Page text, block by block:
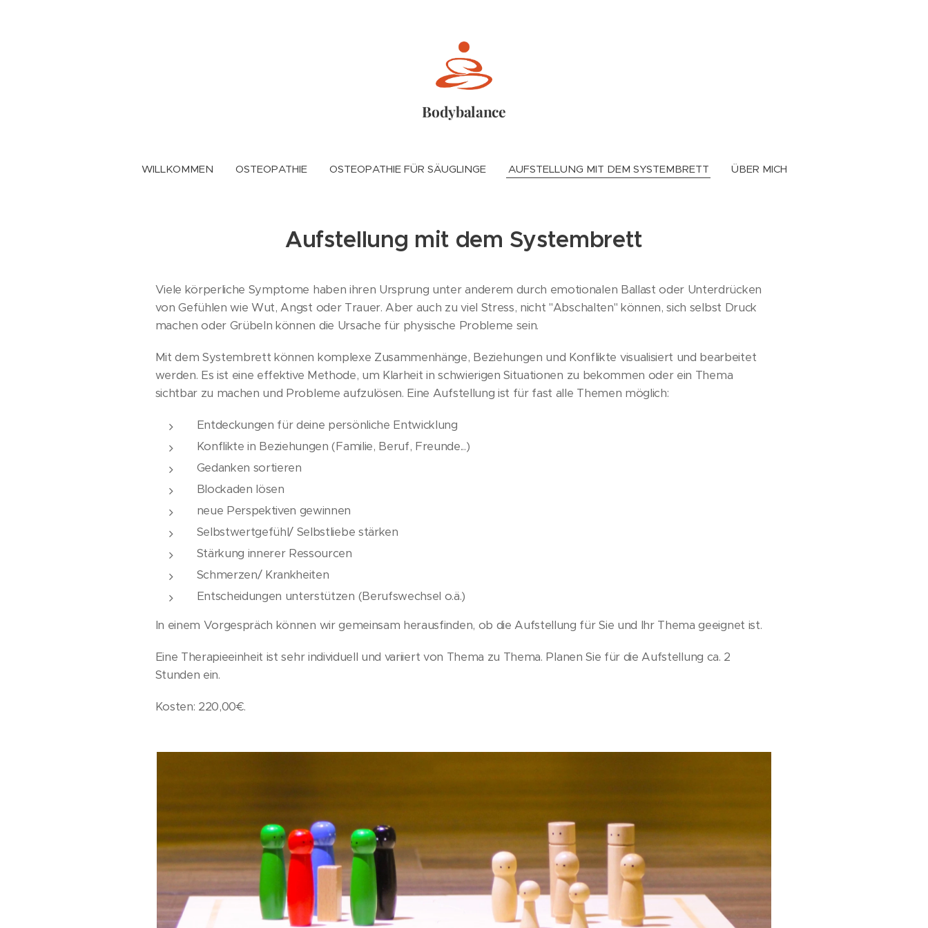
Bodybalance
WILLKOMMEN OSTEOPATHIE OSTEOPATHIE FÜR SÄUGLINGE AUFSTELLUNG MIT DEM SYSTEMBRETT ÜBER MICH
Aufstellung mit dem Systembrett
Viele körperliche Symptome haben ihren Ursprung unter anderem durch emotionalen Ballast oder Unterdrücken
von Gefühlen wie Wut, Angst oder Trauer. Aber auch zu viel Stress, nicht "Abschalten" können, sich selbst Druck
machen oder Grübeln können die Ursache für physische Probleme sein.
Mit dem Systembrett können komplexe Zusammenhänge, Beziehungen und Konflikte visualisiert und bearbeitet
werden. Es ist eine effektive Methode, um Klarheit in schwierigen Situationen zu bekommen oder ein Thema
sichtbar zu machen und Probleme aufzulösen. Eine Aufstellung ist für fast alle Themen möglich:
Entdeckungen für deine persönliche Entwicklung
Konflikte in Beziehungen (Familie, Beruf, Freunde...)
Gedanken sortieren
Blockaden lösen
neue Perspektiven gewinnen
Selbstwertgefühl/ Selbstliebe stärken
Stärkung innerer Ressourcen
Schmerzen/ Krankheiten
Entscheidungen unterstützen (Berufswechsel o.ä.)
In einem Vorgespräch können wir gemeinsam herausfinden, ob die Aufstellung für Sie und Ihr Thema geeignet ist.
Eine Therapieeinheit ist sehr individuell und variiert von Thema zu Thema. Planen Sie für die Aufstellung ca. 2
Stunden ein.
Kosten: 220,00€.